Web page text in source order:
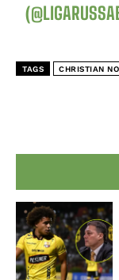
TAGS CHRISTIAN